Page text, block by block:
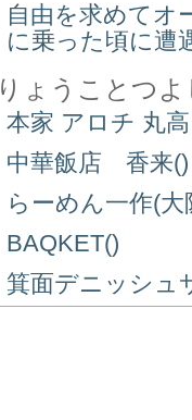
自由を求めてオ
に乗った頃に遭
りょうことつ
本家 アロチ 丸
中華飯店 香来()
らーめん一作(大
BAQKET()
箕面デニッシュ